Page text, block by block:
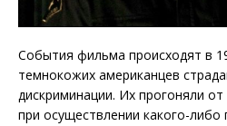
События фильма происходят в
темнокожих американцев
дискриминации. Их прогоняли
при осуществлении какого-либо